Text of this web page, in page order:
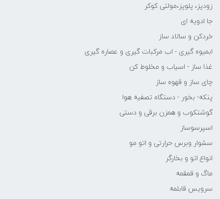
زودپز، پلوپز،مولتی کوکر
جا ادویه ای
خردکن و سالاد ساز
ابمیوه گیری - اب مرکبات گیری و عصاره گیری
غذا ساز - اسیاب و مخلوط کن
چای ساز و قهوه ساز
پنکه- بخور - دستگاه تصفیه هوا
گوشتکوب و همزن برقی و دستی
اسپرسوساز
سشوار وبرس حرارتی و اتو مو
انواع اتو و بخارگر
ماگ و قمقمه
سرویس قابلمه